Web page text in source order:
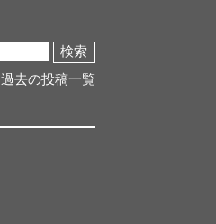
検索
過去の投稿一覧